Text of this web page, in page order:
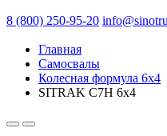
8 (800) 250-95-20
Главная
Самосвалы
Колесная формула 6x4
SITRAK C7H 6х4